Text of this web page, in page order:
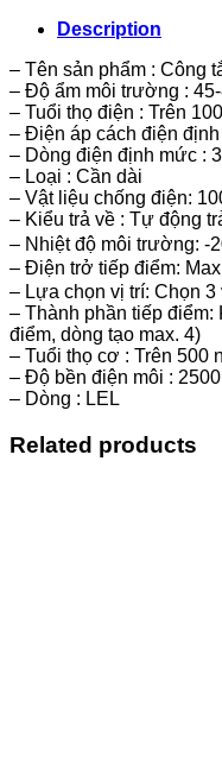
Description
– Tên sản phẩm : Công
– Độ ẩm môi trường : 45-
– Tuổi thọ điện : Trên
– Điện áp cách điện
– Dòng điện định mức :
– Loại : Cần dài
– Vật liệu chống điện:
– Kiểu trả về : Tự động
– Nhiệt độ môi trường: -
– Điện trở tiếp điểm:
– Lựa chọn vị trí: Chọn 3
– Thành phần tiếp điểm:
điểm, dòng tạo max. 4)
– Tuổi thọ cơ : Trên 500
– Độ bền điện môi :
– Dòng : LEL
Related products